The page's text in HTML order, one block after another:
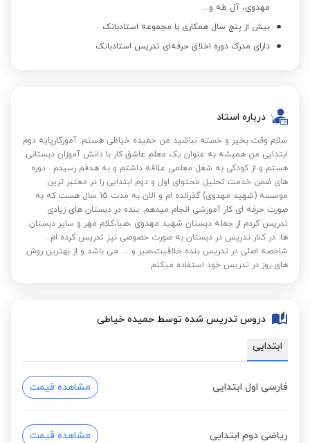
مهدوی، آل طه و...
بیش از پنج سال همکاری با مجموعه استادبانک
دارای مدرک دوره اخلاق حرفه‌ای تدریس استادبانک
درباره استاد
سلام وقت بخیر و خسته نباشید من حمیده خیاطی هستم. آموزگارپایه دوم
ابتدایی من همیشه به عنوان یک معلم عاشق کار با دانش آموزان دبستانی
هستم و از کودکی به شغل معلمی علاقه داشتم و به هدفم رسیدم . دوره
های ضمن خدمت تحلیل محتوای اول و دوم ابتدایی را در معتبر ترین
موسسه (شهید مهدوی) گذرانده ام و الان به مدت 15 سال هست که به
صورت حرفه ای کار آموزشی انجام میدهم. بنده در دبستان های زیادی
تدریس کردم از جمله دبستان شهید مهدوی ،صبا،کلام مهر و سایر دبستان
ها. در کنار تدریس در دبستان به صورت خصوصی نیز تدریس کرده ام .
شاخصه اصلی در تدریس بنده خلاقیت،صبر و…. می باشد و از بهترین روش
های روز در تدریس خود استفاده میکنم.
دروس تدریس شده توسط حمیده خیاطی
ابتدایی
فارسی اول ابتدایی مشاهده قیمت
ریاضی دوم ابتدایی مشاهده قیمت